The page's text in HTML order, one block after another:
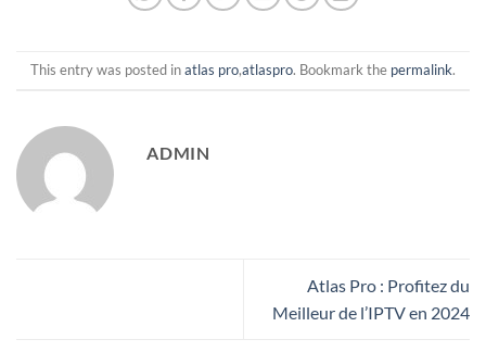
This entry was posted inatlas pro,atlaspro. Bookmark the permalink.
ADMIN
Atlas Pro : Profitez du
Meilleur de l’IPTV en 2024